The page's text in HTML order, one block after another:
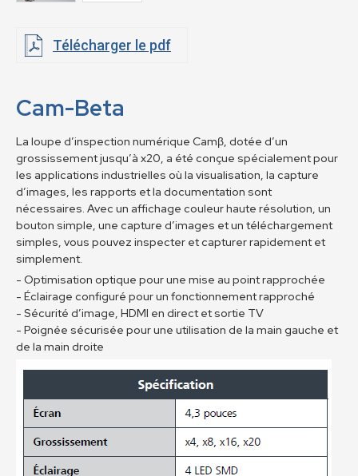
Télécharger le pdf
Cam-Beta
La loupe d’inspection numérique Camβ, dotée d’un
grossissement jusqu’à x20, a été conçue spécialement pour
les applications industrielles où la visualisation, la capture
d’images, les rapports et la documentation sont
nécessaires. Avec un affichage couleur haute résolution, un
bouton simple, une capture d’images et un téléchargement
simples, vous pouvez inspecter et capturer rapidement et
simplement.
- Optimisation optique pour une mise au point rapprochée
- Éclairage configuré pour un fonctionnement rapproché
- Sécurité d’image, HDMI en direct et sortie TV
- Poignée sécurisée pour une utilisation de la main gauche et
de la main droite